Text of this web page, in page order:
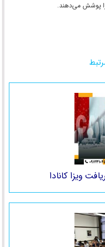
را پوشش می‌دهند.
ویزا کانادا